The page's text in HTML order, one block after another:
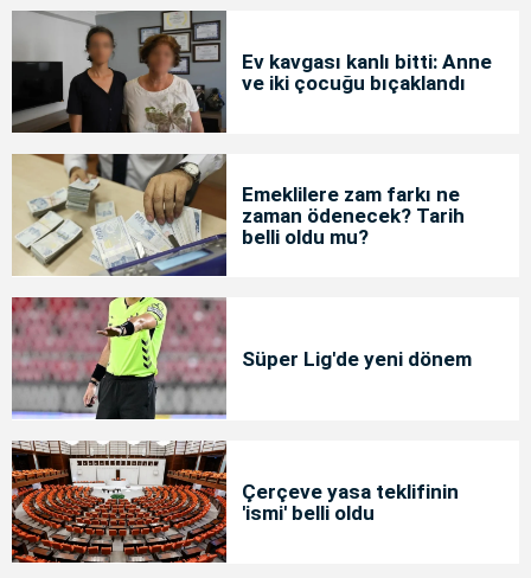
Ev kavgası kanlı bitti: Anne
ve iki çocuğu bıçaklandı
Emeklilere zam farkı ne
zaman ödenecek? Tarih
belli oldu mu?
Süper Lig'de yeni dönem
Çerçeve yasa teklifinin
'ismi' belli oldu